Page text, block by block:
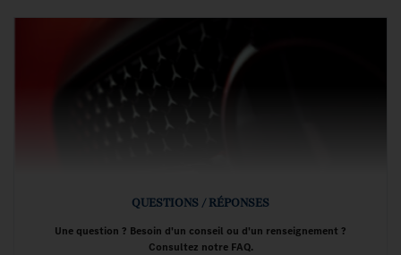
QUESTIONS / RÉPONSES
Une question ? Besoin d'un conseil ou d'un renseignement ?
Consultez notre FAQ.